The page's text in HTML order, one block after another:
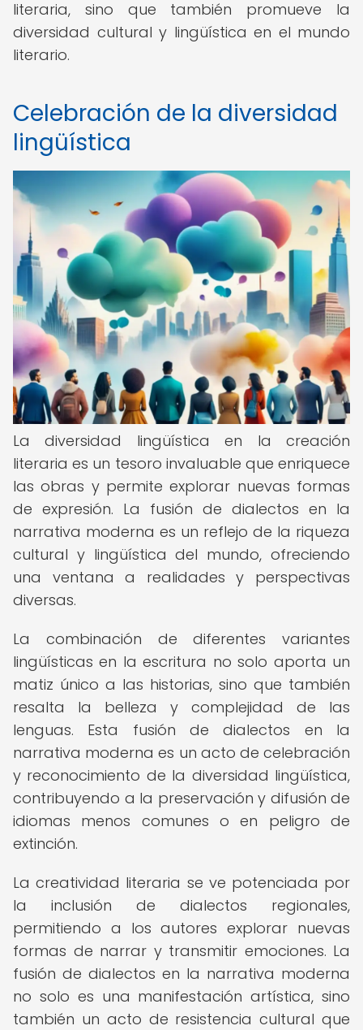
literaria, sino que también promueve la
diversidad cultural y lingüística en el mundo
literario.
Celebración de la diversidad
lingüística
La diversidad lingüística en la creación
literaria es un tesoro invaluable que enriquece
las obras y permite explorar nuevas formas
de expresión. La fusión de dialectos en la
narrativa moderna es un reflejo de la riqueza
cultural y lingüística del mundo, ofreciendo
una ventana a realidades y perspectivas
diversas.
La combinación de diferentes variantes
lingüísticas en la escritura no solo aporta un
matiz único a las historias, sino que también
resalta la belleza y complejidad de las
lenguas. Esta fusión de dialectos en la
narrativa moderna es un acto de celebración
y reconocimiento de la diversidad lingüística,
contribuyendo a la preservación y difusión de
idiomas menos comunes o en peligro de
extinción.
La creatividad literaria se ve potenciada por
la inclusión de dialectos regionales,
permitiendo a los autores explorar nuevas
formas de narrar y transmitir emociones. La
fusión de dialectos en la narrativa moderna
no solo es una manifestación artística, sino
también un acto de resistencia cultural que